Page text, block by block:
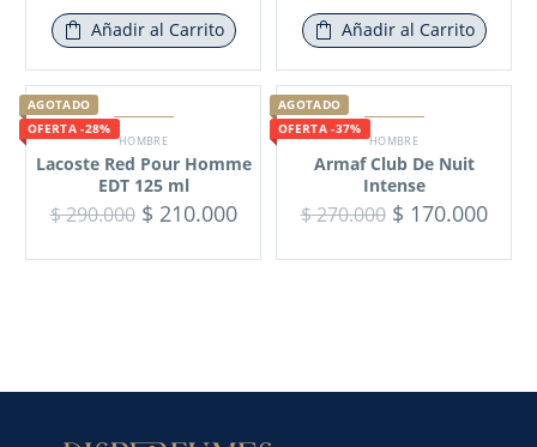
Añadir al Carrito Añadir al Carrito
AGOTADO
OFERTA -28%
HOMBRE
Lacoste Red Pour Homme
EDT 125 ml
$290.000 $ 210.000
AGOTADO
OFERTA -37%
HOMBRE
Armaf Club De Nuit
Intense
$270.000 $ 170.000